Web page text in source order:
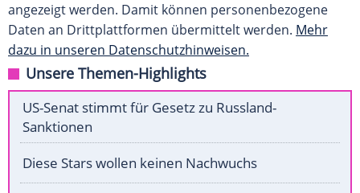
angezeigt werden. Damit können personenbezogene
Daten an Drittplattformen übermittelt werden. Mehr
dazu in unseren Datenschutzhinweisen.
Unsere Themen-Highlights
US-Senat stimmt für Gesetz zu Russland-
Sanktionen
Diese Stars wollen keinen Nachwuchs